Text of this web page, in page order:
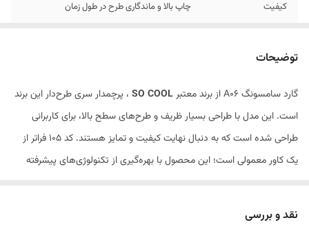
کیفیت چاپ بالا و ماندگاری طرح در طول زمان
توضیحات
گارد سامسونگ A06 از برند معتبر SO COOL ، پرچمدار سری طرح‌دار این برند
است. این مدل با طراحی بسیار ظریف و طرح‌های سطح بالا، برای کاربرانی
طراحی شده است که به دنبال نهایت کیفیت و تمایز هستند. کد 105 فراتر از
یک کاور معمولی است؛ این محصول با بهره‌گیری از تکنولوژی‌های پیشرفته
نقد و بررسی